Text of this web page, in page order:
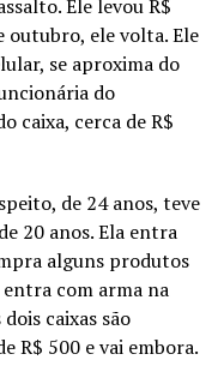
Ele levou R$
outubro, ele volta. Ele
se aproxima do
do
caixa, cerca de R$
de 24 anos, teve
20 anos. Ela entra
alguns produtos
com arma na
caixas são
R$ 500 e vai embora.